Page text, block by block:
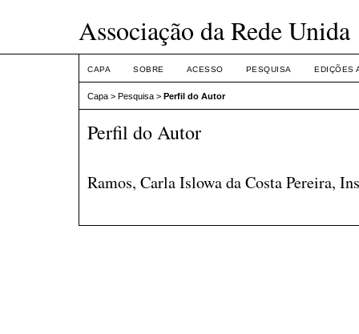
Associação da Rede Unida
CAPA SOBRE ACESSO PESQUISA EDIÇÕES
Capa > Pesquisa > Perfil do Autor
Perfil do Autor
Ramos, Carla Islowa da Costa Pereira,